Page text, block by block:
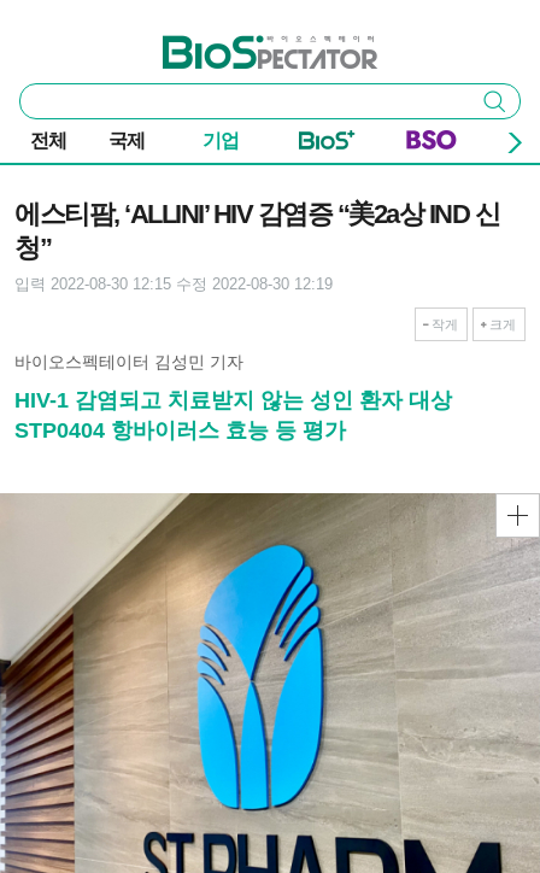
바이오스펙테이터
통
합
검
색
검색
전체 국제 기업
에스티팜, ‘ALLINI’ HIV 감염증 “美2a상 IND 신
청”
입력 2022-08-30 12:15 수정 2022-08-30 12:19
작게 크게
바이오스펙테이터 김성민 기자
HIV-1 감염되고 치료받지 않는 성인 환자 대상
STP0404 항바이러스 효능 등 평가